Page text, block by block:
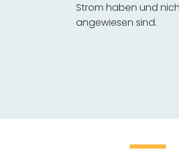
Strom haben und
angewiesen sind.